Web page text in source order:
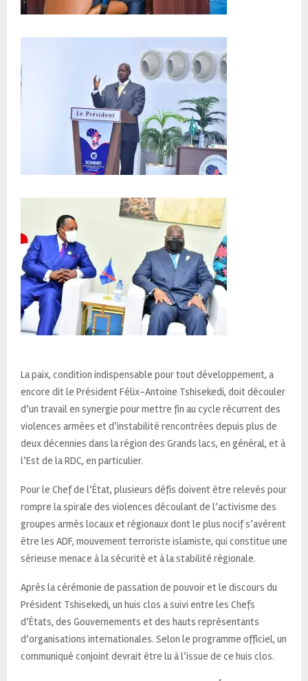
La paix, condition indispensable pour tout développement, a
encore dit le Président Félix-Antoine Tshisekedi, doit découler
d’un travail en synergie pour mettre fin au cycle récurrent des
violences armées et d’instabilité rencontrées depuis plus de
deux décennies dans la région des Grands lacs, en général, et à
l’Est de la RDC, en particulier.
Pour le Chef de l’État, plusieurs défis doivent être relevés pour
rompre la spirale des violences découlant de l’activisme des
groupes armés locaux et régionaux dont le plus nocif s’avèrent
être les ADF, mouvement terroriste islamiste, qui constitue une
sérieuse menace à la sécurité et à la stabilité régionale.
Après la cérémonie de passation de pouvoir et le discours du
Président Tshisekedi, un huis clos a suivi entre les Chefs
d’États, des Gouvernements et des hauts représentants
d’organisations internationales. Selon le programme officiel, un
communiqué conjoint devrait être lu à l’issue de ce huis clos.